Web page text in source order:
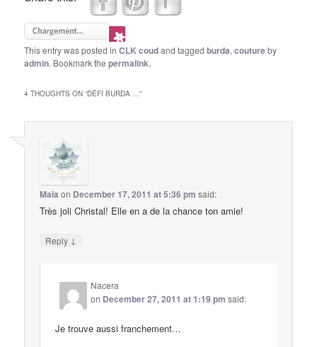
This entry was posted inCLK coudand taggedburda,coutureby
admin. Bookmark thepermalink.
4 THOUGHTS ON “DÉFI BURDA …”
Maïa on December 17, 2011 at 5:36 pm said:
Très joli Christal! Elle en a de la chance ton amie!
Reply ↓
Nacera
on December 27, 2011 at 1:19 pm said:
Je trouve aussi franchement…